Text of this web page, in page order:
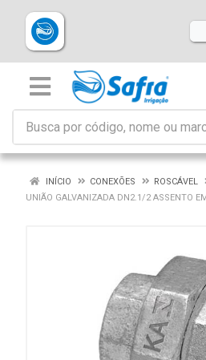
INÍCIO CONEXÕES
ROSCÁVEL
UNIÃO GALVANIZADA DN2.1/2 ASSENTO